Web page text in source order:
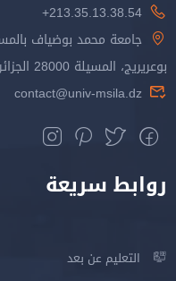
213.35.13.38.54+
جامعة محمد بوضياف
بوعريريج، المسيلة 28000 الجزائر
contact@univ-msila.dz
روابط سريعة
التعليم عن بعد